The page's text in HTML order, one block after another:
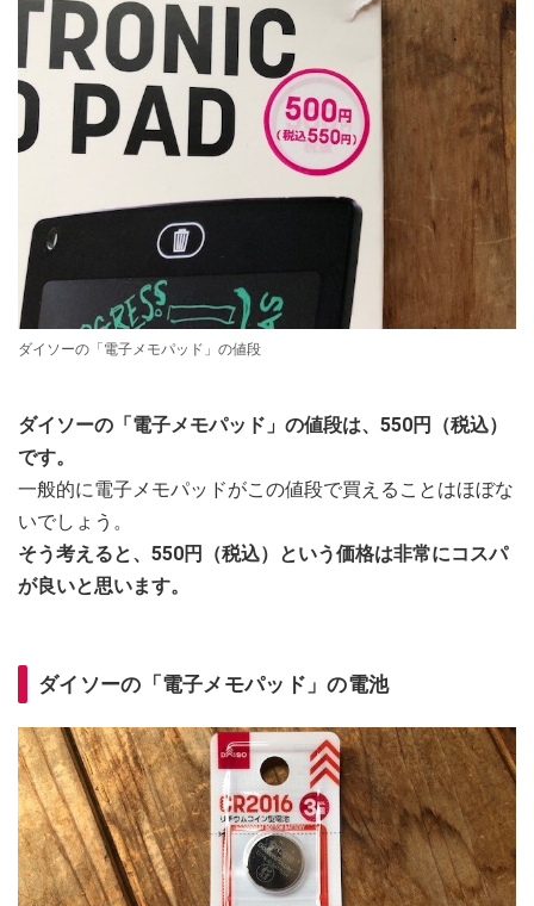
ダイソーの「電子メモパッド」の値段
ダイソーの「電子メモパッド」の値段は、550円（税込）
です。
一般的に電子メモパッドがこの値段で買えることはほぼな
いでしょう。
そう考えると、550円（税込）という価格は非常にコスパ
が良いと思います。
ダイソーの「電子メモパッド」の電池